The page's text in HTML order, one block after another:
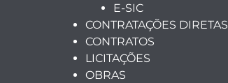
E-SIC
CONTRATAÇÕES DIRETAS
CONTRATOS
LICITAÇÕES
OBRAS